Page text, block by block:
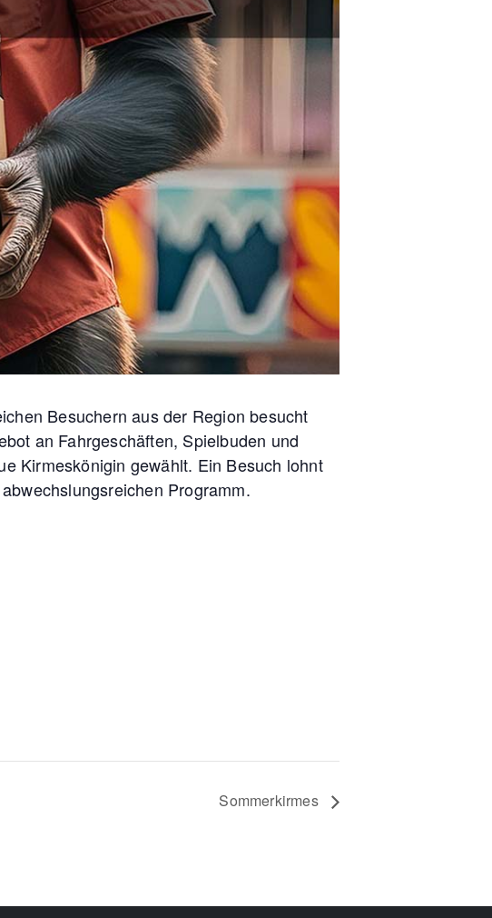
Besuchern aus der Region besucht
an Fahrgeschäften, Spielbuden und
Kirmeskönigin gewählt. Ein Besuch lohnt
Programm.
Sommerkirmes